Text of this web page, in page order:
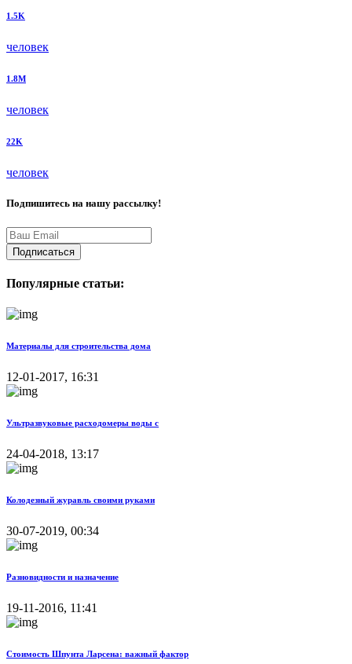
1.5K
человек
1.8M
человек
22K
человек
Подпишитесь на нашу рассылку!
Подписаться
Популярные статьи:
Материалы для строительства дома
12-01-2017, 16:31
Ультразвуковые расходомеры воды с
24-04-2018, 13:17
Колодезный журавль своими руками
30-07-2019, 00:34
Разновидности и назначение
19-11-2016, 11:41
Стоимость Шпунта Ларсена: важный фактор